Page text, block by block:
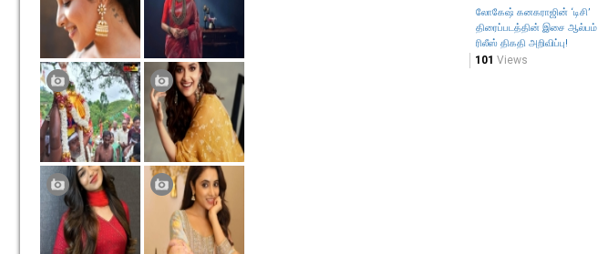
லோகேஷ் கனகராஜின் ‘டிசி’
திரைப்படத்தின் இசை ஆல்பம்
ரிலீஸ் திகதி அறிவிப்பு!
101 Views